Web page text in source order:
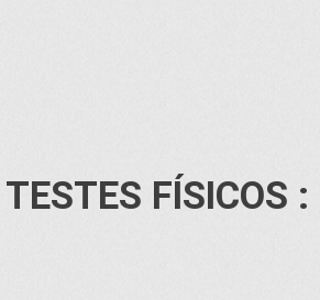
TESTES FÍSICOS :